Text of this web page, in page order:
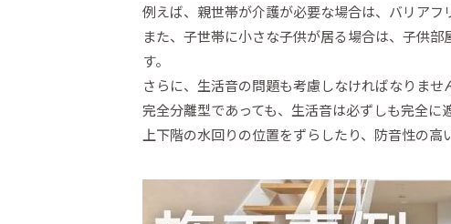
例えば、親世帯が介護が必要な場合は、バリアフ
また、子世帯に小さな子供が居る場合は、子供
す。
さらに、生活音の問題も考慮しなければなりませ
完全分離型であっても、生活音は必ずしも完全に
上下階の水回りの位置をずらしたり、防音性の高